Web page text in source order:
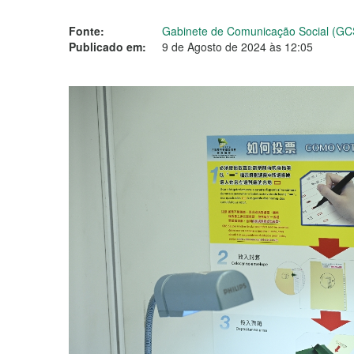
Fonte:
Gabinete de Comunicação Social
Publicado em:
9 de Agosto de 2024 às 12:05